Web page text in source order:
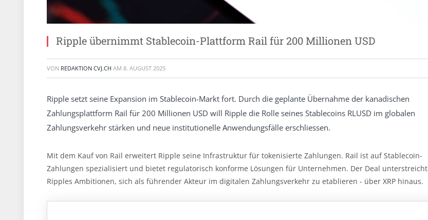
Ripple übernimmt Stablecoin-Plattform Rail für 200 Millionen USD
VON REDAKTION CVJ.CH AM 8. AUGUST 2025
Ripple setzt seine Expansion im Stablecoin-Markt fort. Durch die geplante Übernahme der kanadischen
Zahlungsplattform Rail für 200 Millionen USD will Ripple die Rolle seines Stablecoins RLUSD im globalen
Zahlungsverkehr stärken und neue institutionelle Anwendungsfälle erschliessen.
Mit dem Kauf von Rail erweitert Ripple seine Infrastruktur für tokenisierte Zahlungen. Rail ist auf Stablecoin-
Zahlungen spezialisiert und bietet regulatorisch konforme Lösungen für Unternehmen. Der Deal unterstreicht
Ripples Ambitionen, sich als führender Akteur im digitalen Zahlungsverkehr zu etablieren - über XRP hinaus.